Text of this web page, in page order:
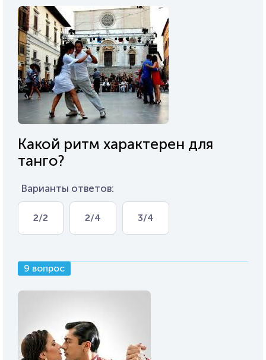
Какой ритм характерен для
танго?
Варианты ответов:
2/2 2/4 3/4
9 вопрос